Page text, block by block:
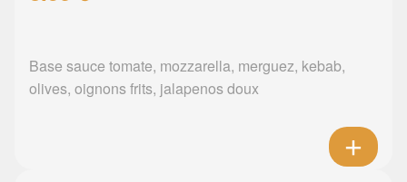
Base sauce tomate, mozzarella, merguez, kebab,
olives, oignons frits, jalapenos doux